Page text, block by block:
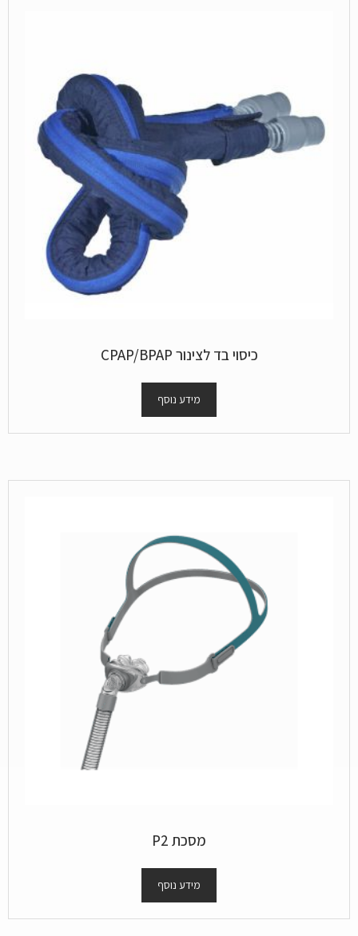
כיסוי בד לצינור CPAP/BPAP
מידע נוסף
מסכת P2
מידע נוסף